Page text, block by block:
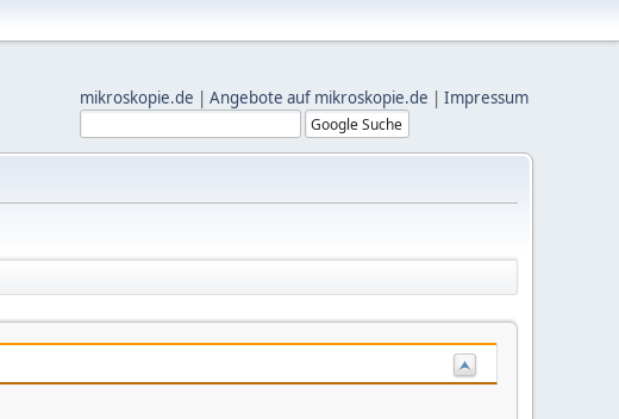
mikroskopie.de | Angebote auf mikroskopie.de | Impressum